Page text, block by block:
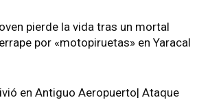
pierde la vida tras un mortal
por «motopiruetas» en Yaracal
en Antiguo Aeropuerto| Ataque